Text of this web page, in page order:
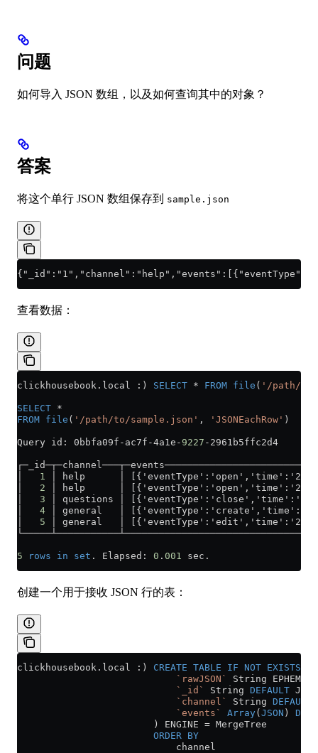
问题
如何导入 JSON 数组，以及如何查询其中的对象？
答案
将这个单行 JSON 数组保存到 sample.json
查看数据：
clickhousebook . local :) SELECT * FROM file ( '/path/to/
SELECT *
FROM file ( '/path/to/sample.json' , 'JSONEachRow' )
Query id: 0bbfa09f - ac7f -4a1e - 9227 - 2961b5ffc2d4
1
│ help      │
2 │ help      │
3 │ questions │
4 │ general   │
5 │ general   │ [{'eventType':'edit','time':'2021-
5 rows in set . Elapsed: 0 . 001 sec.
创建一个用于接收 JSON 行的表：
clickhousebook . local :) CREATE TABLE IF NOT EXISTS
                            `rawJSON`
String
                            `_id`
String DEFAULT
                            `channel`
String DEFAULT
                            `events`
Array(JSON )
                        ) ENGINE
= MergeTree
                        ORDER BY
                            channel